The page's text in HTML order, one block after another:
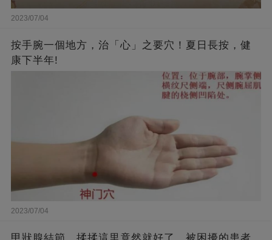
2023/07/04
按手腕一個地方，治「心」之要穴！夏日長按，健
康下半年!
2023/07/04
甲狀腺結節，揉揉這里竟然就好了，被困擾的患者